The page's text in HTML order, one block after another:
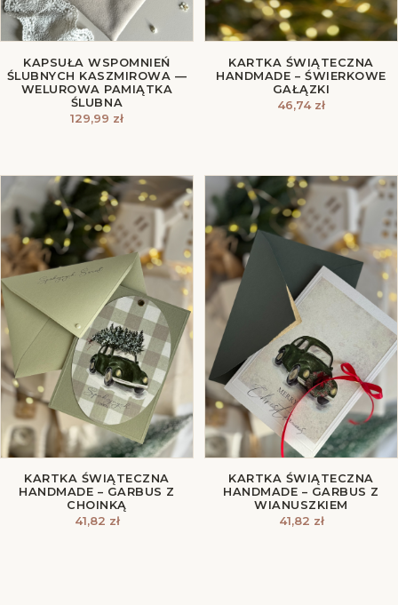
KAPSUŁA WSPOMNIEŃ
ŚLUBNYCH KASZMIROWA —
WELUROWA PAMIĄTKA
ŚLUBNA
129,99 zł
KARTKA ŚWIĄTECZNA
HANDMADE – ŚWIERKOWE
GAŁĄZKI
46,74 zł
KARTKA ŚWIĄTECZNA
HANDMADE – GARBUS Z
CHOINKĄ
41,82 zł
KARTKA ŚWIĄTECZNA
HANDMADE – GARBUS Z
WIANUSZKIEM
41,82 zł